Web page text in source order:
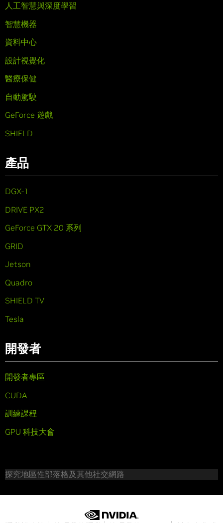
人工智慧與深度學習
智慧機器
資料中心
設計視覺化
醫療保健
自動駕駛
GeForce 遊戲
SHIELD
產品
DGX-1
DRIVE PX2
GeForce GTX 20 系列
GRID
Jetson
Quadro
SHIELD TV
Tesla
開發者
開發者專區
CUDA
訓練課程
GPU 科技大會
探究地區性部落格及其他社交網路